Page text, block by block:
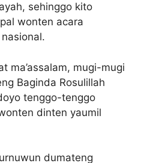
sehinggo kito
wonten acara
ma’assalam, mugi-mugi
Baginda Rosulillah
tenggo-tenggo
dinten yaumil
dumateng